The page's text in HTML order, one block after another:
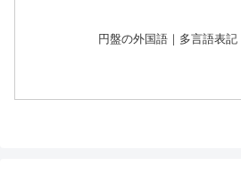
円盤の外国語｜多言語表記